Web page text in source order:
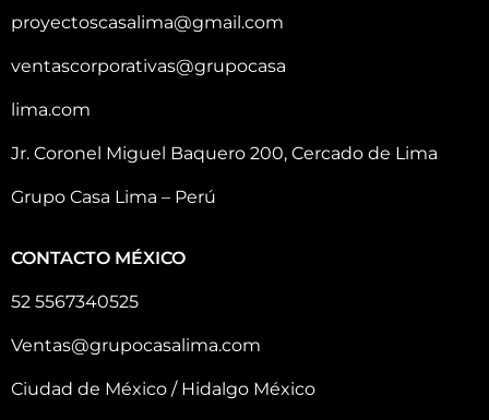
proyectoscasalima@gmail.com
ventascorporativas@grupocasa
lima.com
Jr. Coronel Miguel Baquero 200, Cercado de Lima
Grupo Casa Lima – Perú
CONTACTO MÉXICO
52 5567340525
Ventas@grupocasalima.com
Ciudad de México / Hidalgo México